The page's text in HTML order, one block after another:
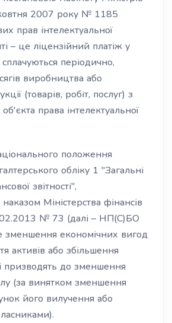
2007 року № 1185
прав інтелектуальної
– це ліцензійний платіж у
сплачуються періодично,
виробництва або
(товарів, робіт, послуг) з
права інтелектуальної
положення
обліку 1 "Загальні
звітності",
Міністерства фінансів
№ 73 (далі – НП(С)БО
зменшення економічних вигод
активів або збільшення
призводять до зменшення
(за винятком зменшення
його вилучення або